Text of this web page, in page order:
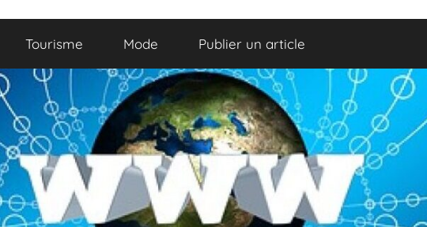
Tourisme Mode Publier un article